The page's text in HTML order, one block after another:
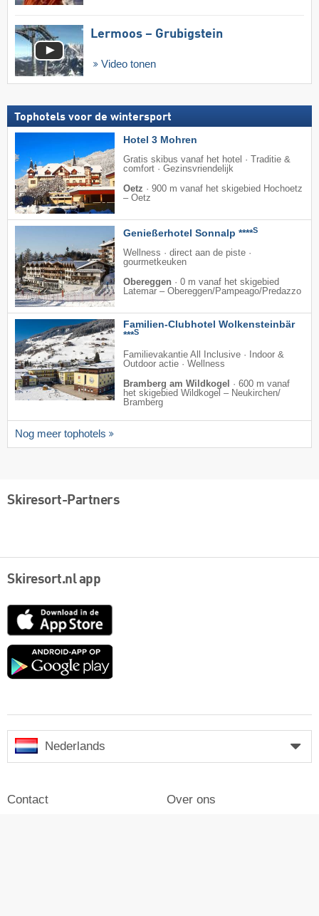
Lermoos – Grubigstein
Video tonen
Tophotels voor de wintersport
Hotel 3 Mohren
Gratis skibus vanaf het hotel · Traditie &
comfort · Gezinsvriendelijk
Oetz · 900 m vanaf het skigebied Hochoetz
– Oetz
Genießerhotel Sonnalp ****S
Wellness · direct aan de piste ·
gourmetkeuken
Obereggen · 0 m vanaf het skigebied
Latemar – Obereggen/​Pampeago/​Predazzo
Familien-Clubhotel Wolkensteinbär
***S
Familievakantie All Inclusive · Indoor &
Outdoor actie · Wellness
Bramberg am Wildkogel
· 600 m vanaf
het skigebied Wildkogel – Neukirchen/​
Bramberg
Nog meer tophotels
Skiresort-Partners
Skiresort.nl app
App
Google
Nederlands
Contact Over ons